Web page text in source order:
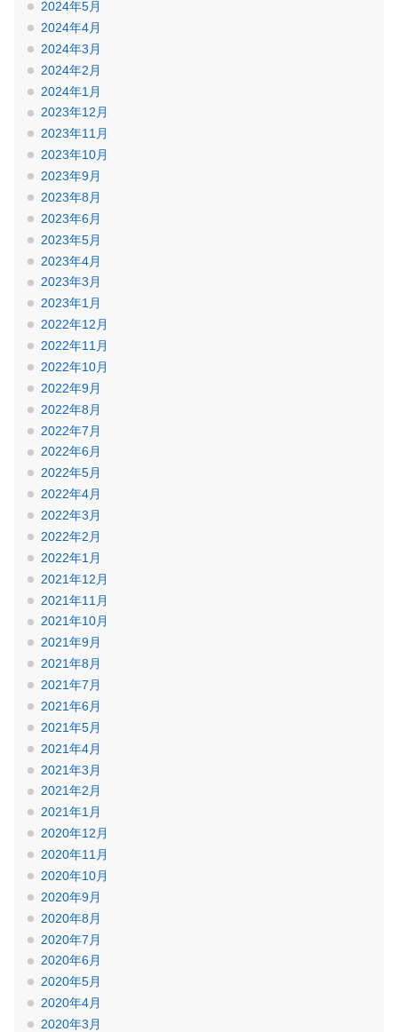
2024年5月
2024年4月
2024年3月
2024年2月
2024年1月
2023年12月
2023年11月
2023年10月
2023年9月
2023年8月
2023年6月
2023年5月
2023年4月
2023年3月
2023年1月
2022年12月
2022年11月
2022年10月
2022年9月
2022年8月
2022年7月
2022年6月
2022年5月
2022年4月
2022年3月
2022年2月
2022年1月
2021年12月
2021年11月
2021年10月
2021年9月
2021年8月
2021年7月
2021年6月
2021年5月
2021年4月
2021年3月
2021年2月
2021年1月
2020年12月
2020年11月
2020年10月
2020年9月
2020年8月
2020年7月
2020年6月
2020年5月
2020年4月
2020年3月